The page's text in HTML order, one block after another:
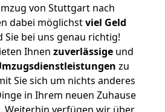
von Stuttgart nach
dabei möglichstviel Geld
Sie bei uns genau richtig!
Ihnen zuverlässige und
zu
Sie sich um nichts anderes
in Ihrem neuen Zuhause